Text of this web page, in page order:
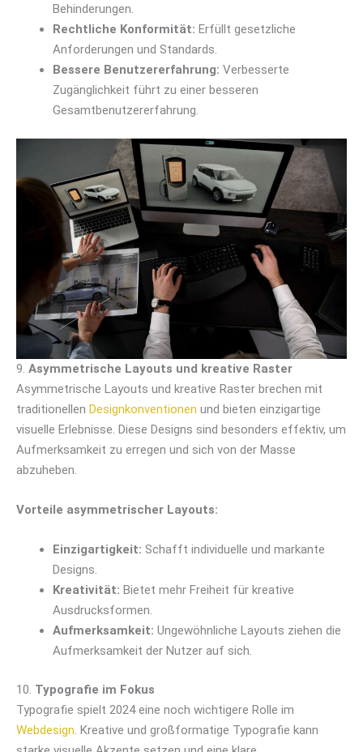
Behinderungen.
Rechtliche Konformität: Erfüllt gesetzliche
Anforderungen und Standards.
Bessere Benutzererfahrung: Verbesserte
Zugänglichkeit führt zu einer besseren
Gesamtbenutzererfahrung.
9. Asymmetrische Layouts und kreative Raster
Asymmetrische Layouts und kreative Raster brechen mit
traditionellen Designkonventionen und bieten einzigartige
visuelle Erlebnisse. Diese Designs sind besonders effektiv, um
Aufmerksamkeit zu erregen und sich von der Masse
abzuheben.
Vorteile asymmetrischer Layouts:
Einzigartigkeit: Schafft individuelle und markante
Designs.
Kreativität: Bietet mehr Freiheit für kreative
Ausdrucksformen.
Aufmerksamkeit: Ungewöhnliche Layouts ziehen die
Aufmerksamkeit der Nutzer auf sich.
10. Typografie im Fokus
Typografie spielt 2024 eine noch wichtigere Rolle im
Webdesign. Kreative und großformatige Typografie kann